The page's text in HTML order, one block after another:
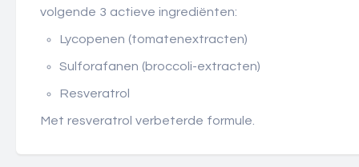
volgende 3 actieve ingrediënten:
Lycopenen (tomatenextracten)
Sulforafanen (broccoli-extracten)
Resveratrol
Met resveratrol verbeterde formule.